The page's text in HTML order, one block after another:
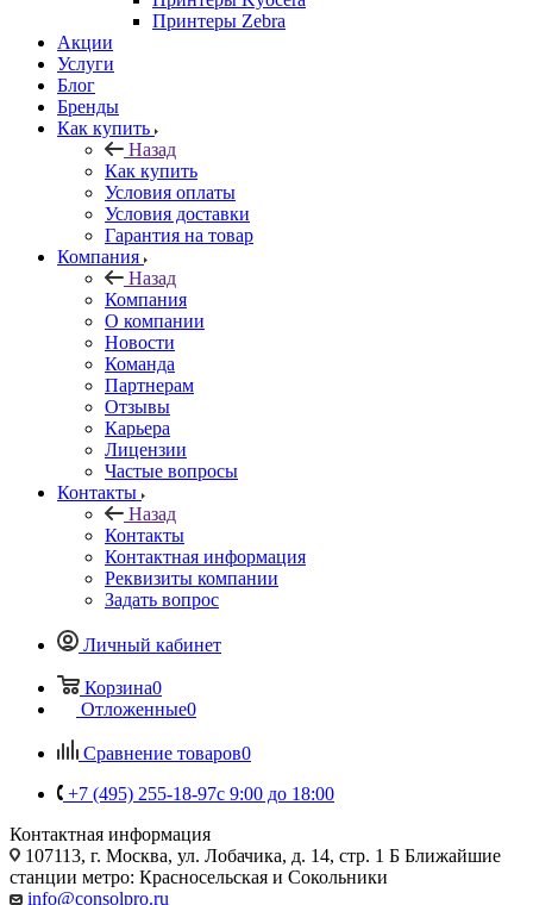
Принтеры Zebra
Акции
Услуги
Блог
Бренды
Как купить
Назад
Как купить
Условия оплаты
Условия доставки
Гарантия на товар
Компания
Назад
Компания
О компании
Новости
Команда
Партнерам
Отзывы
Карьера
Лицензии
Частые вопросы
Контакты
Назад
Контакты
Контактная информация
Реквизиты компании
Задать вопрос
Личный кабинет
Корзина0
Отложенные0
Сравнение товаров0
+7 (495) 255-18-97с 9:00 до 18:00
Контактная информация
107113, г. Москва, ул. Лобачика, д. 14, стр. 1 Б Ближайшие
станции метро: Красносельская и Сокольники
info@consolpro.ru